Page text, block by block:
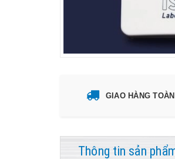
GIAO HÀNG
Thông tin sản